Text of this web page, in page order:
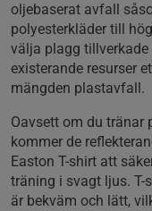
oljebaserat avfall
polyesterkläder till
välja plagg
existerande resurser
mängden plastavfall.
Oavsett om du tränar
kommer de
Easton T-shirt att
träning i svagt ljus. T-
är bekväm och lätt,